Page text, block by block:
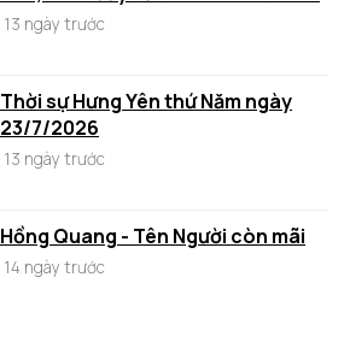
13 ngày trước
Thời sự Hưng Yên thứ Năm ngày
23/7/2026
13 ngày trước
Hồng Quang - Tên Người còn mãi
14 ngày trước